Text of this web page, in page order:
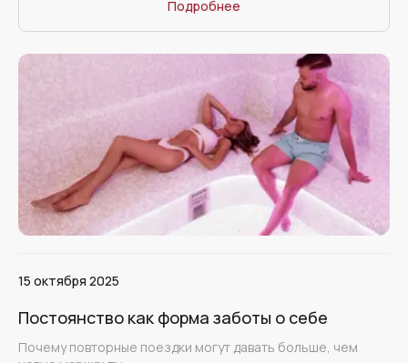
Подробнее
15 октября 2025
Постоянство как форма заботы о себе
Почему повторные поездки могут давать больше, чем